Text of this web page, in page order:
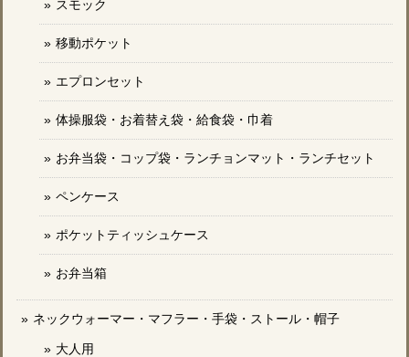
スモック
移動ポケット
エプロンセット
体操服袋・お着替え袋・給食袋・巾着
お弁当袋・コップ袋・ランチョンマット・ランチセット
ペンケース
ポケットティッシュケース
お弁当箱
ネックウォーマー・マフラー・手袋・ストール・帽子
大人用